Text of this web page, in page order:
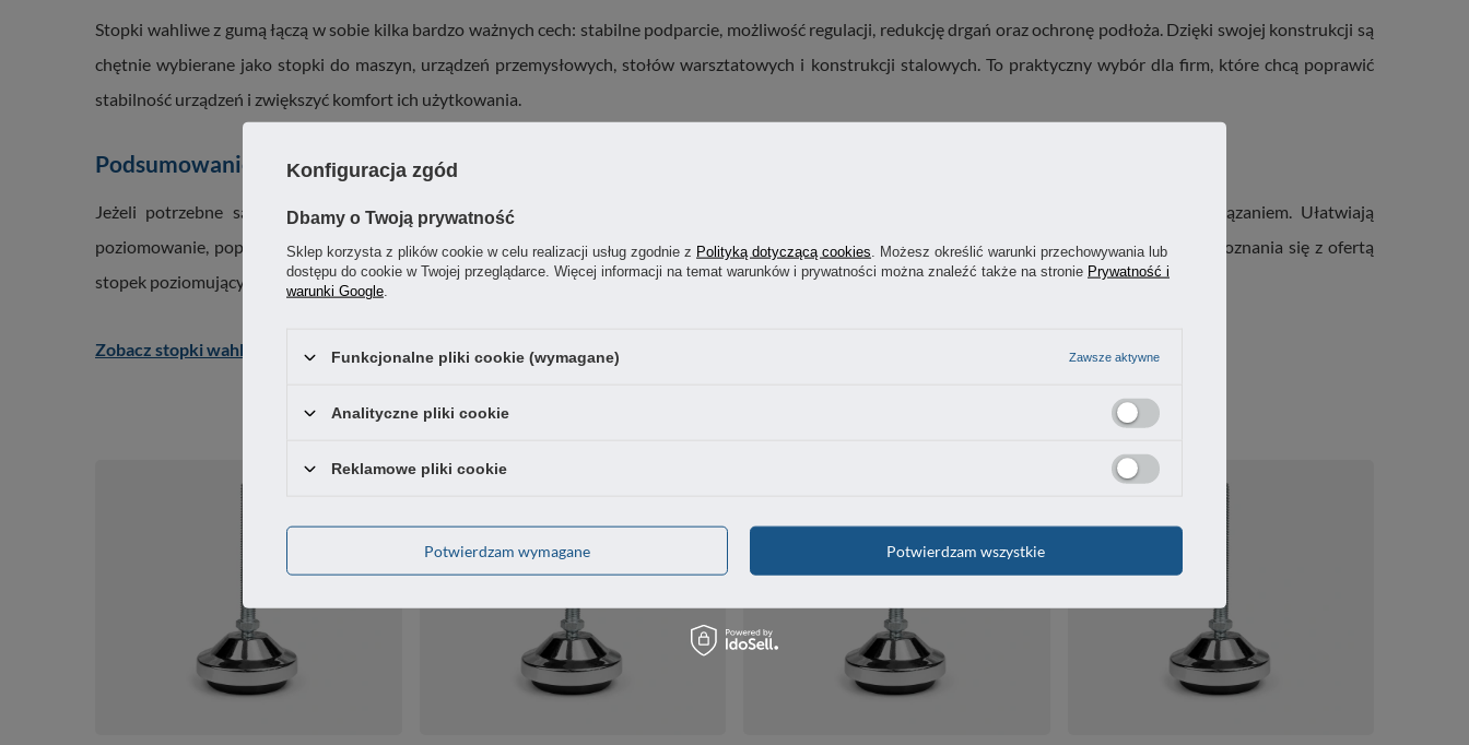
Stopki wahliwe z gumą łączą w sobie kilka bardzo ważnych cech: stabilne podparcie, możliwość regulacji, redukcję drgań oraz ochronę podłoża. Dzięki swojej konstrukcji są
chętnie wybierane jako stopki do maszyn, urządzeń przemysłowych, stołów warsztatowych i konstrukcji stalowych. To praktyczny wybór dla firm, które chcą poprawić
stabilność urządzeń i zwiększyć komfort ich użytkowania.
Podsumowanie
Jeżeli potrzebne są trwałe i funkcjonalne stopki regulacyjne do maszyn, stopki wahliwe z gumą antywibracyjną będą bardzo dobrym rozwiązaniem. Ułatwiają
poziomowanie, poprawiają stabilność urządzeń, ograniczają drgania i wspierają bezpieczną pracę w środowisku przemysłowym. Zapraszamy do zapoznania się z ofertą
stopek poziomujących do maszyn dostępnych w naszym sklepie.
Zobacz stopki wahliwe z gumą antywibracyjną w naszej ofercie
Konfiguracja zgód
Dbamy o Twoją prywatność
Sklep korzysta z plików cookie w celu realizacji usług zgodnie z Polityką dotyczącą cookies . Możesz określić warunki przechowywania lub
dostępu do cookie w Twojej przeglądarce. Więcej informacji na temat warunków i prywatności można znaleźć także na stronie Prywatność i
warunki Google
Funkcjonalne pliki cookie (wymagane) Zawsze aktywne
Analityczne pliki cookie
Reklamowe pliki cookie
Potwierdzam wymagane Potwierdzam wszystkie